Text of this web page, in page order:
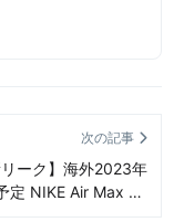
次の記事
リーク】海外2023年
定 NIKE Air Max 97